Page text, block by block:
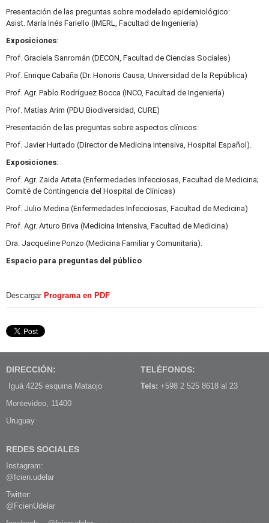
Presentación de las preguntas sobre modelado epidemiológico:
Asist. María Inés Fariello (IMERL, Facultad de Ingeniería)
Exposiciones:
Prof. Graciela Sanromán (DECON, Facultad de Ciencias Sociales)
Prof. Enrique Cabaña (Dr. Honoris Causa, Universidad de la República)
Prof. Agr. Pablo Rodríguez Bocca (INCO, Facultad de Ingeniería)
Prof. Matías Arim (PDU Biodiversidad, CURE)
Presentación de las preguntas sobre aspectos clínicos:
Prof. Javier Hurtado (Director de Medicina Intensiva, Hospital Español).
Exposiciones:
Prof. Agr. Zaida Arteta (Enfermedades Infecciosas, Facultad de Medicina;
Comité de Contingencia del Hospital de Clínicas)
Prof. Julio Medina (Enfermedades Infecciosas, Facultad de Medicina)
Prof. Agr. Arturo Briva (Medicina Intensiva, Facultad de Medicina)
Dra. Jacqueline Ponzo (Medicina Familiar y Comunitaria).
Espacio para preguntas del público
Descargar Programa en PDF
DIRECCIÓN:
Iguá 4225 esquina Mataojo
Montevideo, 11400
Uruguay
TELÉFONOS:
Tels: +598 2 525 8618 al 23
REDES SOCIALES
Instagram:
@fcien.udelar
Twitter:
@FcienUdelar